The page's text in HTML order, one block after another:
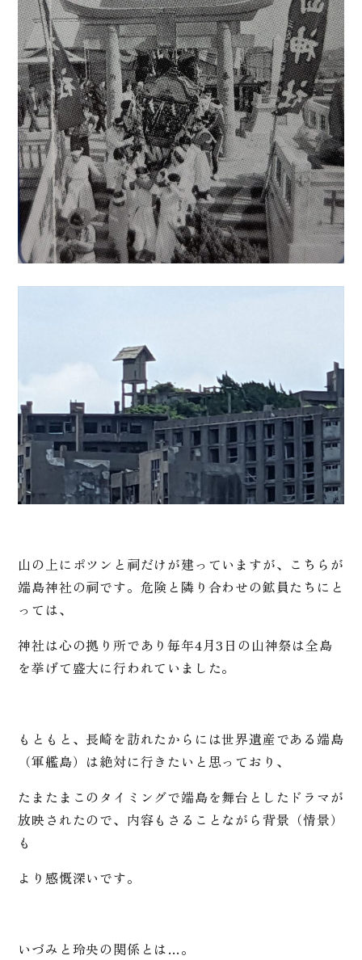
山の上にポツンと祠だけが建っていますが、こちらが
端島神社の祠です。危険と隣り合わせの鉱員たちにと
っては、
神社は心の拠り所であり毎年4月3日の山神祭は全島
を挙げて盛大に行われていました。
もともと、長崎を訪れたからには世界遺産である端島
（軍艦島）は絶対に行きたいと思っており、
たまたまこのタイミングで端島を舞台としたドラマが
放映されたので、内容もさることながら背景（情景）
も
より感慨深いです。
いづみと玲央の関係とは…。